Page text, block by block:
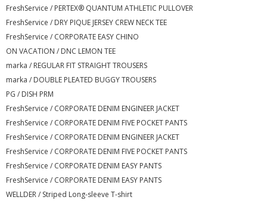
FreshService / PERTEX® QUANTUM ATHLETIC PULLOVER
FreshService / DRY PIQUE JERSEY CREW NECK TEE
FreshService / CORPORATE EASY CHINO
ON VACATION / DNC LEMON TEE
marka / REGULAR FIT STRAIGHT TROUSERS
marka / DOUBLE PLEATED BUGGY TROUSERS
PG / DISH PRM
FreshService / CORPORATE DENIM ENGINEER JACKET
FreshService / CORPORATE DENIM FIVE POCKET PANTS
FreshService / CORPORATE DENIM ENGINEER JACKET
FreshService / CORPORATE DENIM FIVE POCKET PANTS
FreshService / CORPORATE DENIM EASY PANTS
FreshService / CORPORATE DENIM EASY PANTS
WELLDER / Striped Long-sleeve T-shirt